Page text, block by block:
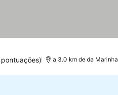
a 3.0 km de da Marinha